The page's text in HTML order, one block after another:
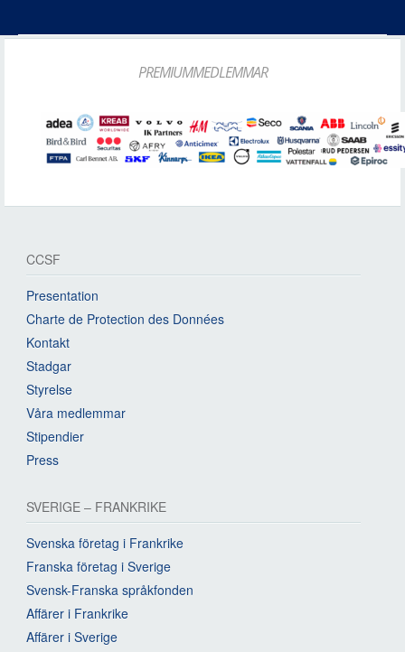
PREMIUMMEDLEMMAR
CCSF
Presentation
Charte de Protection des Données
Kontakt
Stadgar
Styrelse
Våra medlemmar
Stipendier
Press
SVERIGE – FRANKRIKE
Svenska företag i Frankrike
Franska företag i Sverige
Svensk-Franska språkfonden
Affärer i Frankrike
Affärer i Sverige